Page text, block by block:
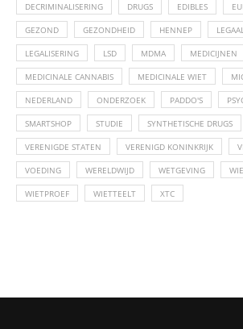
DECRIMINALISERING DRUGS EDIBLES
GEZOND GEZONDHEID HENNEP
LEGALISERING LSD MDMA MEDICIJNEN
MEDICINALE CANNABIS MEDICINALE WIET
NEDERLAND ONDERZOEK PADDO'S
SMARTSHOP STUDIE SYNTHETISCHE DRUGS
VERENIGDE STATEN VERENIGD KONINKRIJK
VOEDING WERELDWIJD WETGEVING
WIETPROEF WIETTEELT XTC